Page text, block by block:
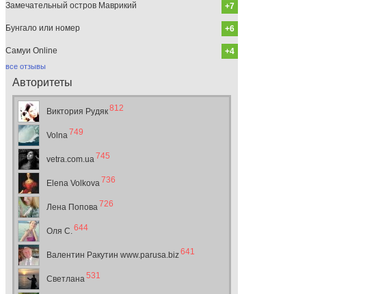
+7
Замечательный остров Маврикий
+6
Бунгало или номер
+4
Самуи Online
все отзывы
Авторитеты
Виктория Рудяк812
Volna749
vetra.com.ua745
Elena Volkova736
Лена Попова726
Оля С.644
Валентин Ракутин www.parusa.biz641
Светлана531